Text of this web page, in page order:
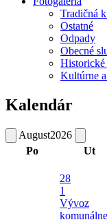
Tradičná
Ostatné
Odpady
Obecné
Kultúrne
Kalendár
August2026
Po
Ut
28
1
Vývoz